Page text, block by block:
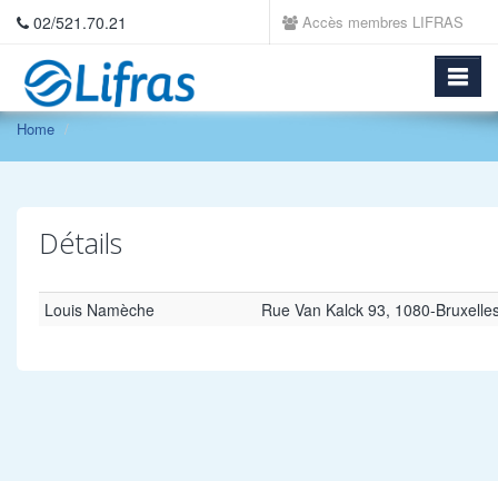
02/521.70.21 Accès membres LIFRAS
Home
Détails
Louis Namèche Rue Van Kalck 93, 1080-